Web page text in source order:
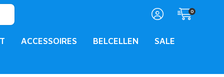
0
ACCESSOIRES BELCELLEN SALE